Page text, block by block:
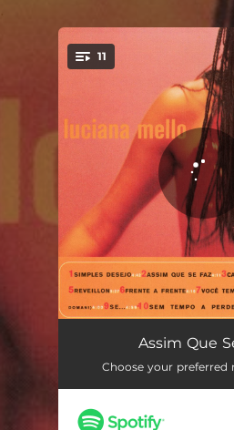
You're all set!
11
Simples Desejo
Assim Que Se Faz
Calados
Assim Que
Choose your preferred